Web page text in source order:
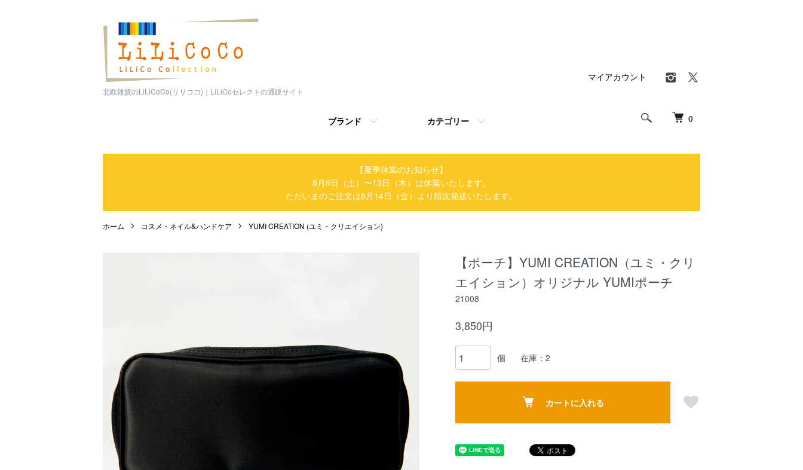
北欧雑貨のLiLiCoCo(リリココ)｜LiLiCoセレクトの通販サイト
0
ブランド カテゴリー
マイアカウント
【夏季休業のお知らせ】
8月8日（土）〜13日（木）は休業いたします。
ただいまのご注文は8月14日（金）より順次発送いたします。
ホーム コスメ・ネイル&ハンドケア YUMI CREATION (ユミ・クリエイション)
【ポーチ】YUMI CREATION（ユミ・クリ
エイション）オリジナル YUMIポーチ
21008
3,850円
個 在庫：2
カートに入れる